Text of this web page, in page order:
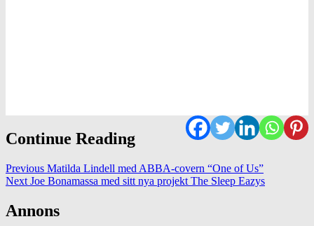
Continue Reading
Previous Matilda Lindell med ABBA-covern “One of Us”
Next Joe Bonamassa med sitt nya projekt The Sleep Eazys
Annons